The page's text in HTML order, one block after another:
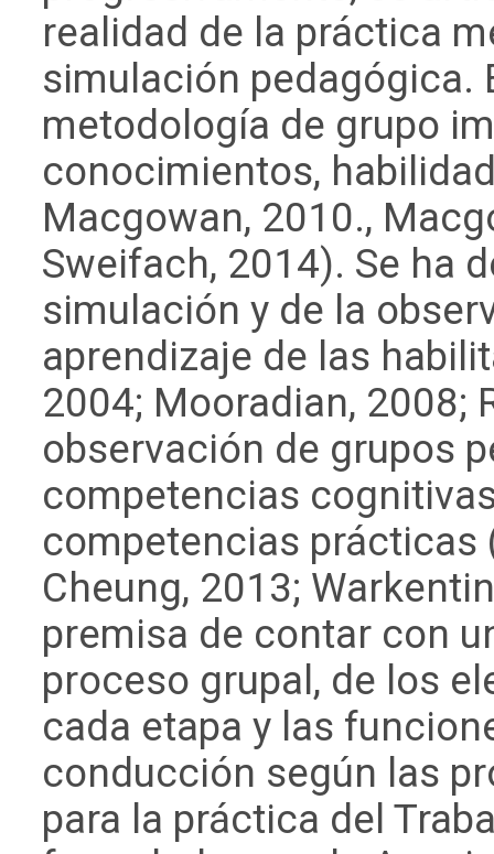
realidad de la práctica
simulación pedagógica.
metodología de grupo
conocimientos,
Macgowan, 2010.,
Sweifach, 2014). Se ha
simulación y de la
aprendizaje de las
2004; Mooradian, 2008;
observación de grupos
competencias
competencias prácticas
Cheung, 2013;
premisa de contar con
proceso grupal, de los
cada etapa y las
conducción según las
para la práctica del